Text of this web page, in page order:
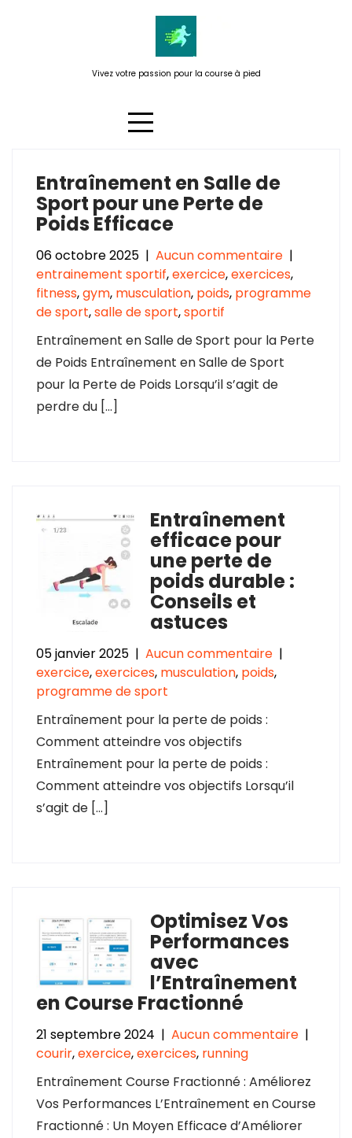
Vivez votre passion pour la course à pied
Catégorie :exercices
Entraînement en Salle de
Sport pour une Perte de
Poids Efficace
06 octobre 2025 | Aucun commentaire |
entrainement sportif,exercice,exercices,
fitness,gym, musculation, poids, programme
de sport,salle de sport,sportif
Entraînement en Salle de Sport pour la Perte
de Poids Entraînement en Salle de Sport
pour la Perte de Poids Lorsqu’il s’agit de
perdre du […]
Entraînement
efficace pour
une perte de
poids durable :
Conseils et
astuces
05 janvier 2025 | Aucun commentaire |
exercice,exercices, musculation, poids,
programme de sport
Entraînement pour la perte de poids :
Comment atteindre vos objectifs
Entraînement pour la perte de poids :
Comment atteindre vos objectifs Lorsqu’il
s’agit de […]
Optimisez Vos
Performances
avec
l’Entraînement
en Course Fractionné
21 septembre 2024 | Aucun commentaire |
courir,exercice,exercices, running
Entraînement Course Fractionné : Améliorez
Vos Performances L’Entraînement en Course
Fractionné : Un Moyen Efficace d’Améliorer